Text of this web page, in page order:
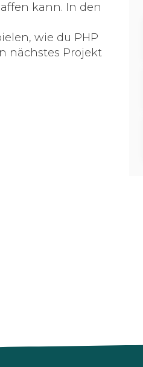
kann. In den
wie du PHP
nächstes Projekt